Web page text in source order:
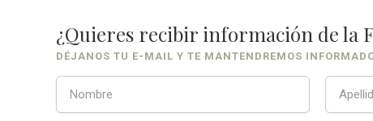
¿Quieres recibir información de la
DÉJANOS TU E-MAIL Y TE MANTENDREMOS